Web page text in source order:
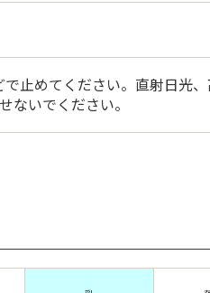
止めてください。直射日光
いでください。